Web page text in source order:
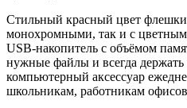
Стильный красный цвет флешки
монохромными, так и с
USB-накопитель с объёмом
нужные файлы и всегда
компьютерный аксессуар
школьникам, работникам